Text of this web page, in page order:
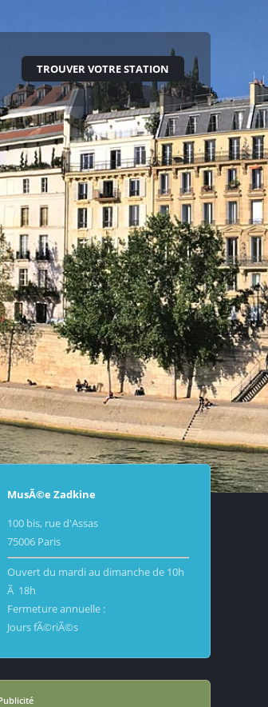
TROUVER VOTRE STATION
MusÃ©e Zadkine
100 bis, rue d'Assas
75006 Paris
Ouvert du mardi au dimanche de 10h
Ã 18h
Fermeture annuelle :
Jours fÃ©riÃ©s